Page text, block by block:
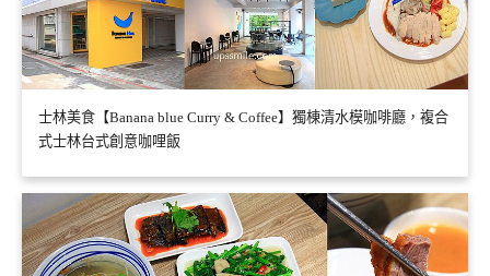
士林美食【Banana blue Curry & Coffee】獨棟清水模咖啡廳，複合
式士林台式創意咖哩飯